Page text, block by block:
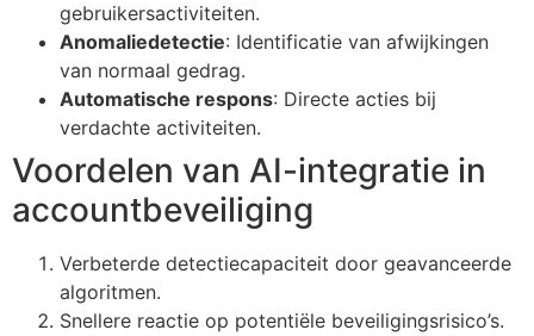
gebruikersactiviteiten.
Anomaliedetectie: Identificatie van afwijkingen
van normaal gedrag.
Automatische respons: Directe acties bij
verdachte activiteiten.
Voordelen van AI-integratie in
accountbeveiliging
Verbeterde detectiecapaciteit door geavanceerde
algoritmen.
Snellere reactie op potentiële beveiligingsrisico’s.